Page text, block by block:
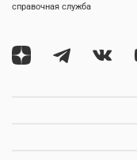
справочная служба